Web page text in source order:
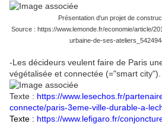
Présentation d'un projet de
Source : https://www.lemonde.fr/economie/article/
urbaine-de-ses-
-Les décideurs veulent faire de Paris
végétalisée et connectée (="smart city").
Texte : https://www.lesechos.fr/
connecte/paris-3eme-ville-durable-a-
Texte : https://www.lefigaro.fr/